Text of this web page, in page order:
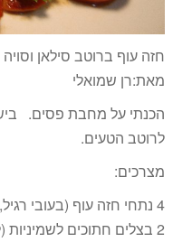
חזה עוף ברוטב סילאן וסויה
מאת:רן שמואלי
הכנתי על מחבת פסים.
לרוטב הטעים.
מצרכים:
4 נתחי חזה עוף (בעובי רגיל, לא דפוקים)
2 בצלים חתוכים